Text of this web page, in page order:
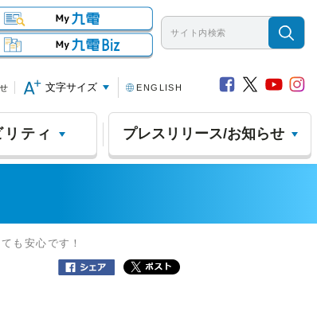
文字サイズ ENGLISH
ティ プレスリリース/お知らせ
も安心です！